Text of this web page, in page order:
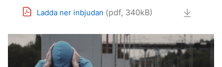
Ladda ner inbjudan (pdf, 340kB)